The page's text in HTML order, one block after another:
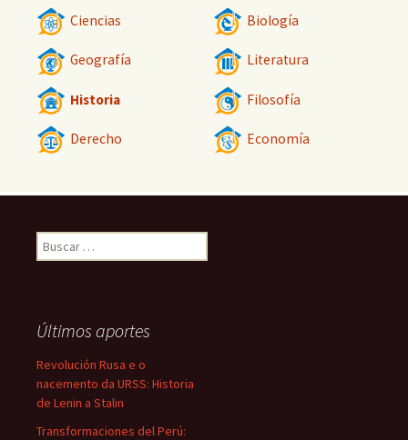
Ciencias Biología
Geografía Literatura
Historia Filosofía
Derecho Economía
Buscar:
Últimos aportes
Revolución Rusa e o
nacemento da URSS: Historia
de Lenin a Stalin
Transformaciones del Perú: